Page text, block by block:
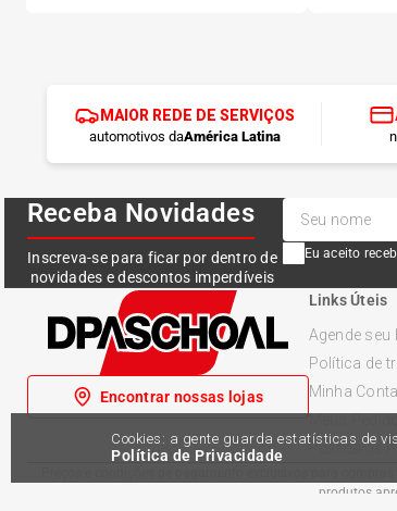
Cookies: a gente guarda estatísticas de
Política de Privacidade
MAIOR REDE DE SERVIÇOS
automotivos daAmérica Latina
Receba Novidades
Inscreva-se para ficar por dentro de
novidades e descontos imperdíveis
Eu aceito
Encontrar nossas lojas
Links Úteis
Agende seu
Política de
Minha Conta
Política de
Preços e condições de pagamento exclusivos para
produtos